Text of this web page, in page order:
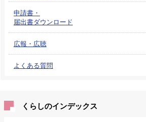
申請書・
届出書ダウンロード
広報・広聴
よくある質問
くらしのインデックス